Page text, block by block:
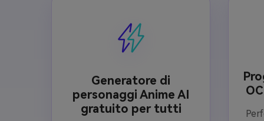
Generatore di
personaggi Anime AI
gratuito per tutti